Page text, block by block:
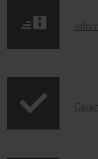
s
l
I
r
I